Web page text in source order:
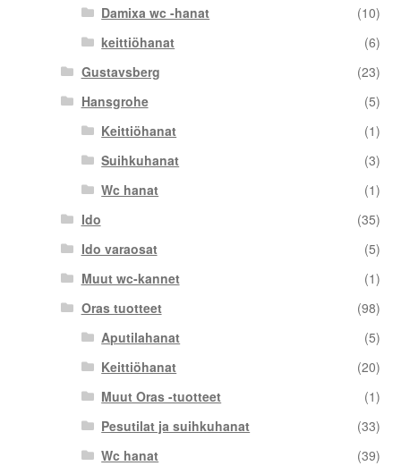
Damixa wc -hanat
(10)
keittiöhanat
(6)
Gustavsberg
(23)
Hansgrohe
(5)
Keittiöhanat
(1)
Suihkuhanat
(3)
Wc hanat
(1)
Ido
(35)
Ido varaosat
(5)
Muut wc-kannet
(1)
Oras tuotteet
(98)
Aputilahanat
(5)
Keittiöhanat
(20)
Muut Oras -tuotteet
(1)
Pesutilat ja suihkuhanat
(33)
Wc hanat
(39)